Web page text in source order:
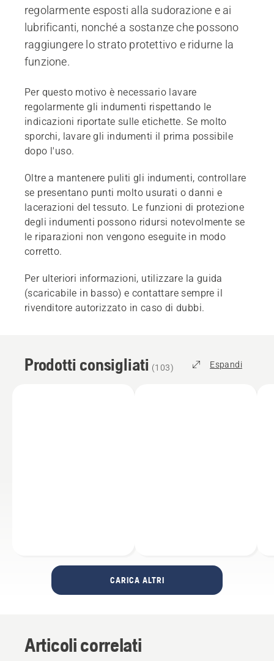
regolarmente esposti alla sudorazione e ai
lubrificanti, nonché a sostanze che possono
raggiungere lo strato protettivo e ridurne la
funzione.
Per questo motivo è necessario lavare
regolarmente gli indumenti rispettando le
indicazioni riportate sulle etichette. Se molto
sporchi, lavare gli indumenti il prima possibile
dopo l'uso.
Oltre a mantenere puliti gli indumenti, controllare
se presentano punti molto usurati o danni e
lacerazioni del tessuto. Le funzioni di protezione
degli indumenti possono ridursi notevolmente se
le riparazioni non vengono eseguite in modo
corretto.
Per ulteriori informazioni, utilizzare la guida
(scaricabile in basso) e contattare sempre il
rivenditore autorizzato in caso di dubbi.
Prodotti consigliati (103) Espandi
CARICA ALTRI
Articoli correlati